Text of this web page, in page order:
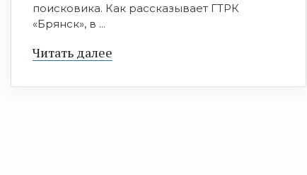
поисковика. Как рассказывает ГТРК
«Брянск», в ...
Читать далее